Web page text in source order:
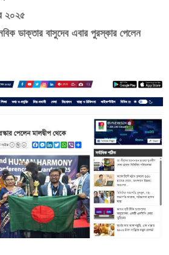
২০২৫
ডাক্তার বাসুদেব এবার পুরস্কার পেলেন